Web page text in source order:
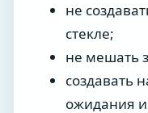
не
стекле;
не мешать
создавать
ожидания